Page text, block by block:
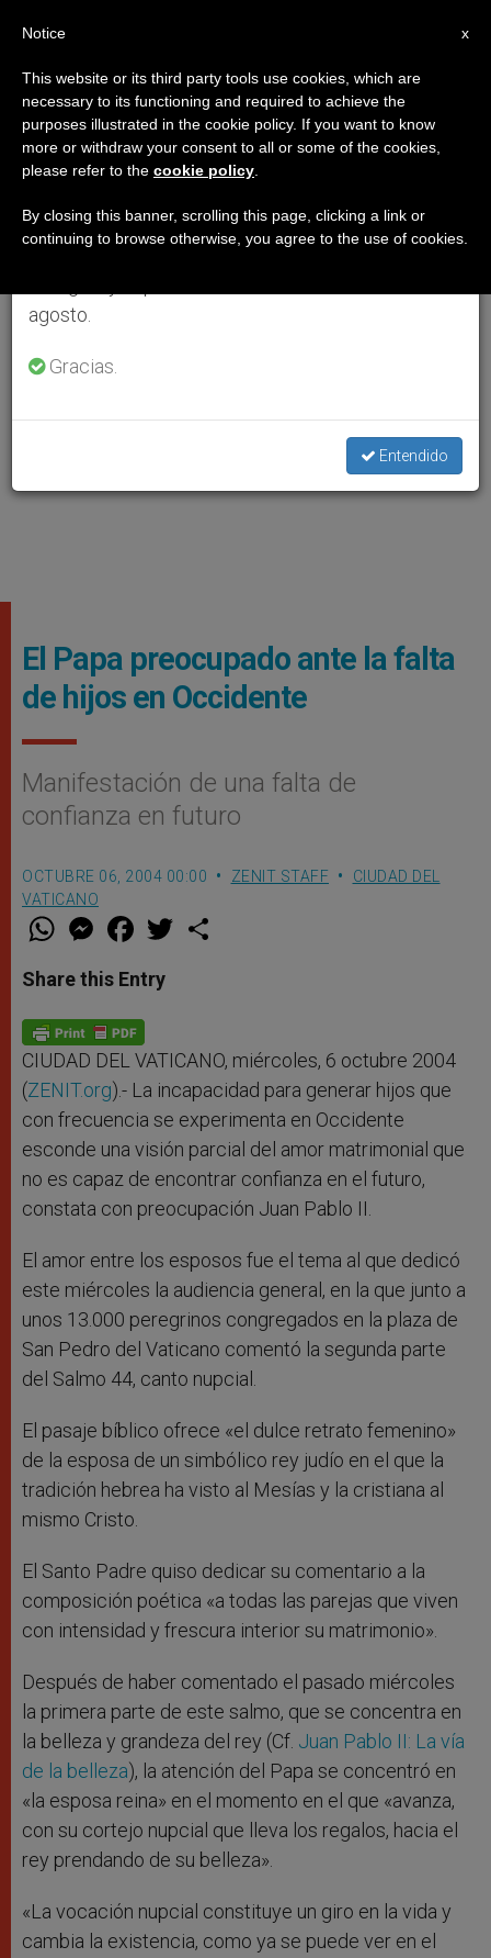
El Papa preocupado ante la falta
de hijos en Occidente
Manifestación de una falta de
confianza en futuro
OCTUBRE 06, 2004 00:00 ZENIT STAFF
CIUDAD DEL
VATICANO
W
t
s
p
p
M
e
s
e
g
e
r
F
a
e
b
o
k
w
Share this Entry
CIUDAD DEL VATICANO, miércoles, 6 octubre 2004
(ZENIT.org).- La incapacidad para generar hijos que
con frecuencia se experimenta en Occidente
esconde una visión parcial del amor matrimonial que
no es capaz de encontrar confianza en el futuro,
constata con preocupación Juan Pablo II.
El amor entre los esposos fue el tema al que dedicó
este miércoles la audiencia general, en la que junto a
unos 13.000 peregrinos congregados en la plaza de
San Pedro del Vaticano comentó la segunda parte
del Salmo 44, canto nupcial.
El pasaje bíblico ofrece «el dulce retrato femenino»
de la esposa de un simbólico rey judío en el que la
tradición hebrea ha visto al Mesías y la cristiana al
mismo Cristo.
El Santo Padre quiso dedicar su comentario a la
composición poética «a todas las parejas que viven
con intensidad y frescura interior su matrimonio».
Después de haber comentado el pasado miércoles
la primera parte de este salmo, que se concentra en
la belleza y grandeza del rey (Cf. Juan Pablo II: La vía
de la belleza), la atención del Papa se concentró en
«la esposa reina» en el momento en el que «avanza,
con su cortejo nupcial que lleva los regalos, hacia el
rey prendando de su belleza».
«La vocación nupcial constituye un giro en la vida y
cambia la existencia, como ya se puede ver en el
×
Aviso importante
Del 27 de julio al 7 de agosto haremos la pausa
anual, aprovechando que en el periodo de verano
se generan menos informaciones y también el
agosto.
Gracias.
Entendido
x
Notice
This website or its third party tools use cookies, which are
necessary to its functioning and required to achieve the
purposes illustrated in the cookie policy. If you want to know
more or withdraw your consent to all or some of the cookies,
please refer to the cookie policy
By closing this banner, scrolling this page, clicking a link or
continuing to browse otherwise, you agree to the use of cookies.